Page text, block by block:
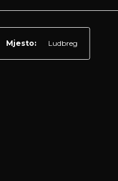
Mjesto: Ludbreg